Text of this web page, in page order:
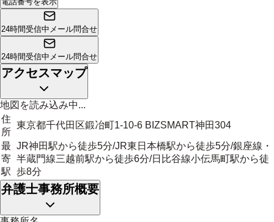
24時間受信中 メール問合せ
24時間受信中 メール問合せ
アクセスマップ
地図を読み込み中...
住
所
東京都千代田区鍛冶町1-10-6 BIZSMART神田304
最
寄
駅
JR神田駅から徒歩5分/JR東日本橋駅から徒歩5分/銀座線・
半蔵門線三越前駅から徒歩6分/日比谷線小伝馬町駅から徒
歩8分
弁護士事務所概要